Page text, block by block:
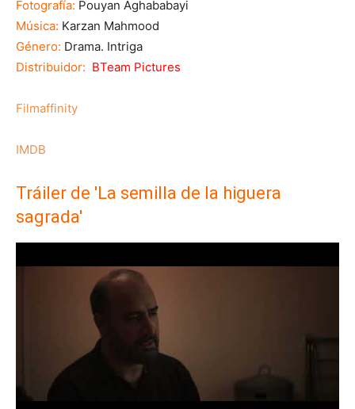
Fotografía: Pouyan Aghababayi
Música: Karzan Mahmood
Género: Drama. Intriga
Distribuidor: BTeam Pictures
Filmaffinity
IMDB
Tráiler de 'La semilla de la higuera
sagrada'